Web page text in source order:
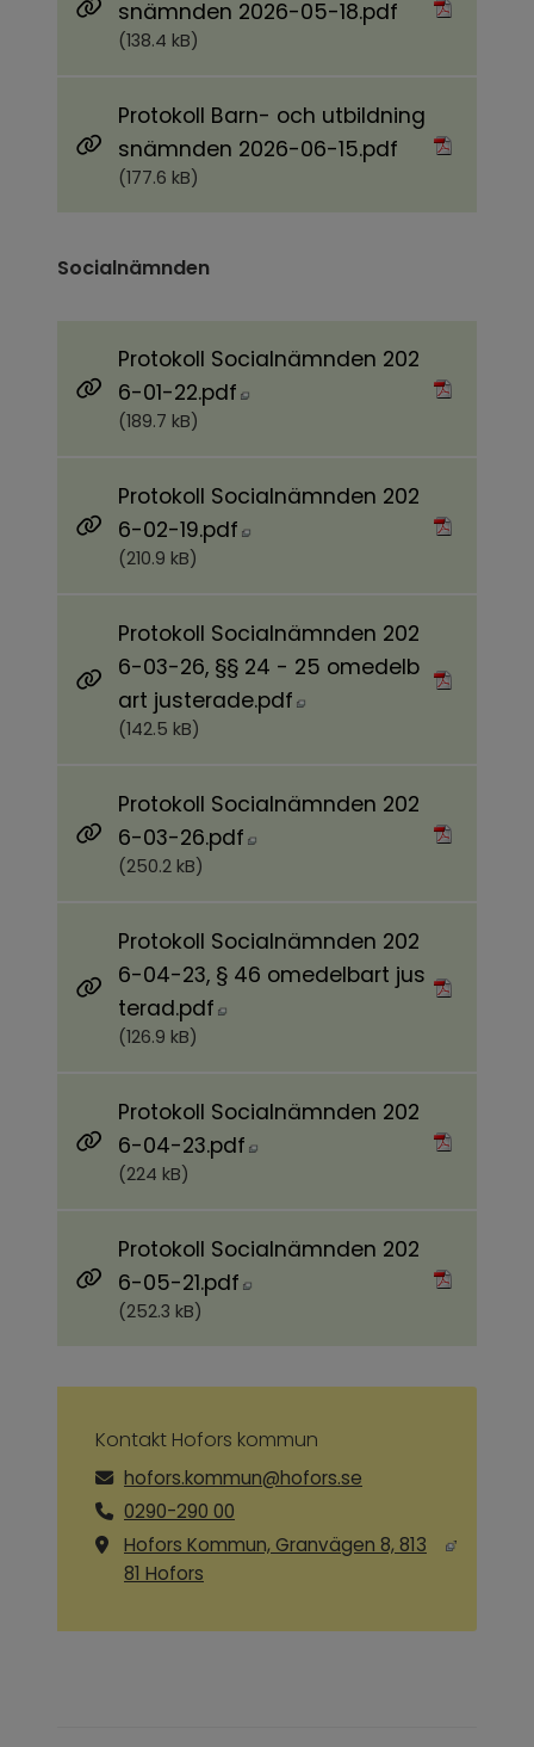
snämnden 2026-05-18.pdf Pdf, 138.4 kB.
(138.4 kB)
Protokoll Barn- och utbildning
snämnden 2026-06-15.pdf Pdf, 177.6 kB.
(177.6 kB)
Socialnämnden
Protokoll Socialnämnden 202
6-01-22.pdf
Pdf, 189.7 kB, öppnas i nytt
(189.7 kB)
Protokoll Socialnämnden 202
6-02-19.pdf
Pdf, 210.9 kB, öppnas i nytt
(210.9 kB)
Protokoll Socialnämnden 202
6-03-26, §§ 24 - 25 omedelb
art justerade.pdf
(142.5 kB)
Protokoll Socialnämnden 202
6-03-26.pdf
Pdf, 250.2 kB, öppnas i
(250.2 kB)
Protokoll Socialnämnden 202
6-04-23, § 46 omedelbart jus
terad.pdf
(126.9 kB)
Protokoll Socialnämnden 202
6-04-23.pdf
Pdf, 224 kB, öppnas i nytt
(224 kB)
Protokoll Socialnämnden 202
6-05-21.pdf
Pdf, 252.3 kB, öppnas i
(252.3 kB)
Kontakt Hofors kommun
hofors.kommun@hofors.se
0290-290 00
Hofors Kommun, Granvägen 8, 813
81 Hofors